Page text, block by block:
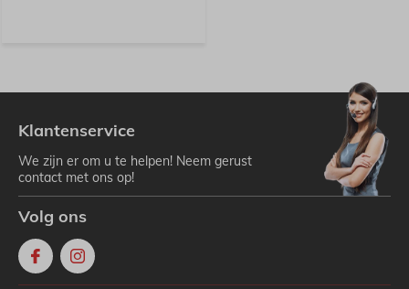
Klantenservice
We zijn er om u te helpen! Neem gerust
contact met ons op!
Volg ons